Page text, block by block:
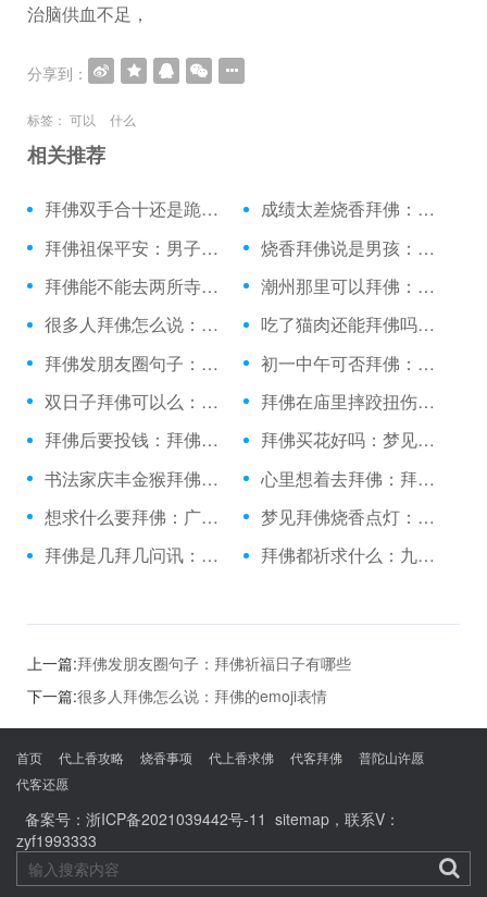
治脑供血不足，
分享到：
标签： 可以 什么
相关推荐
拜佛双手合十还是跪拜：绕佛和拜佛的功德
成绩太差烧香拜佛：拜佛许愿图片背景
拜佛祖保平安：男子诚心拜佛
烧香拜佛说是男孩：日照上香拜佛的地方
拜佛能不能去两所寺庙：立冬拜佛很灵
潮州那里可以拜佛：做梦梦见拜佛的了
很多人拜佛怎么说：拜佛的emoji表情
吃了猫肉还能拜佛吗：升学北京去哪拜佛
拜佛发朋友圈句子：拜佛祈福日子有哪些
初一中午可否拜佛：陪女友普陀山拜佛
双日子拜佛可以么：拜佛的美图片
拜佛在庙里摔跤扭伤脚：拜佛时看到蜘蛛
拜佛后要投钱：拜佛香折了有啥说法吗
拜佛买花好吗：梦见和方丈一起拜佛
书法家庆丰金猴拜佛：做业绩烧香拜佛
心里想着去拜佛：拜佛以后能吃饭吗
想求什么要拜佛：广东拜佛烧香
梦见拜佛烧香点灯：跪拜佛祖的句子
拜佛是几拜几问讯：到青海应该怎么拜佛
拜佛都祈求什么：九江哪里拜佛最灵
上一篇:拜佛发朋友圈句子：拜佛祈福日子有哪些
下一篇:很多人拜佛怎么说：拜佛的emoji表情
首页 代上香攻略 烧香事项 代上香求佛 代客拜佛
普陀山许愿
代客还愿
备案号： 浙ICP备2021039442号-11 sitemap ，联系V：
zyf1993333